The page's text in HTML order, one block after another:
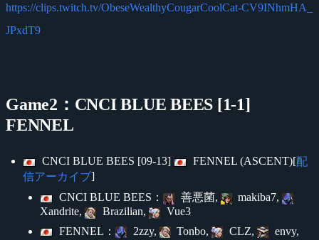
https://clips.twitch.tv/ObeseWealthyCougarCoolCat-CV9INhmHA_
JPxdT9
Game2：CNCI BLUE BEES [1-1]
FENNEL
CNCI BLUE BEES [09-13] FENNEL (ASCENT)[配
信アーカイブ]
CNCI BLUE BEES：
善悪菌,
makiba7,
Xandrite,
Brazilian,
Vue3
FENNEL：
2zzy, Tonbo, CLZ,
envy,